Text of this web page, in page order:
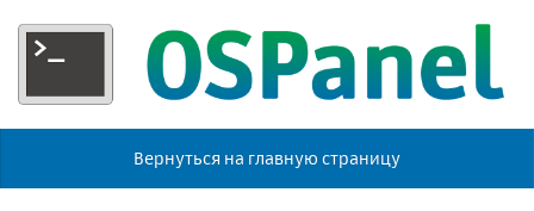
Вернуться на главную страницу